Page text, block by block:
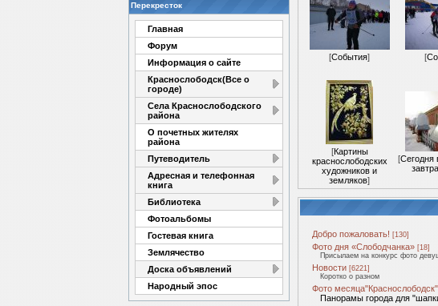
Перекресток
Главная
Форум
Информация о сайте
Краснослободск(Все о
городе)
Села Краснослободского
района
О почетных жителях
района
Путеводитель
Адресная и телефонная
книга
Библиотека
Фотоальбомы
Гостевая книга
Землячество
Доска объявлений
Народный эпос
[События] [
[Картины
краснослободских
художников и
земляков]
[Сегодня
Добро пожаловать! [130]
Фото дня «Слободчанка» [18]
Присылаем на конкурс фото
Новости [6221]
Коротко о разном
Фото месяца"Краснослободск"
Панорамы города для